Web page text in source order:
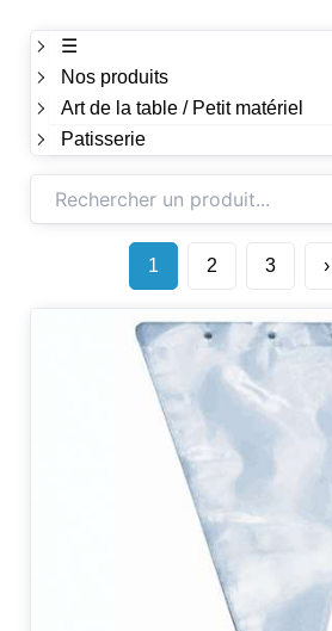
☰
Nos produits
Art de la table / Petit matériel
Patisserie
1 2 3 ›